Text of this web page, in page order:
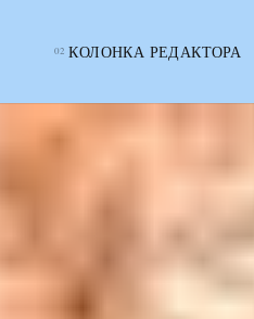
КОЛОНКА РЕДАКТОРА